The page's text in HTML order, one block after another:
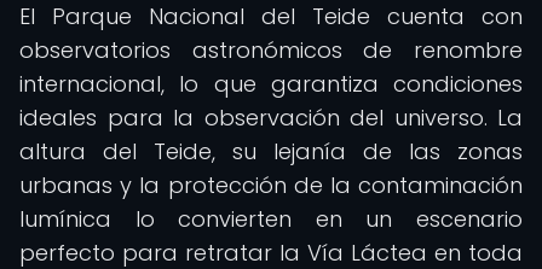
El Parque Nacional del Teide cuenta con
observatorios astronómicos de renombre
internacional, lo que garantiza condiciones
ideales para la observación del universo. La
altura del Teide, su lejanía de las zonas
urbanas y la protección de la contaminación
lumínica lo convierten en un escenario
perfecto para retratar la Vía Láctea en toda